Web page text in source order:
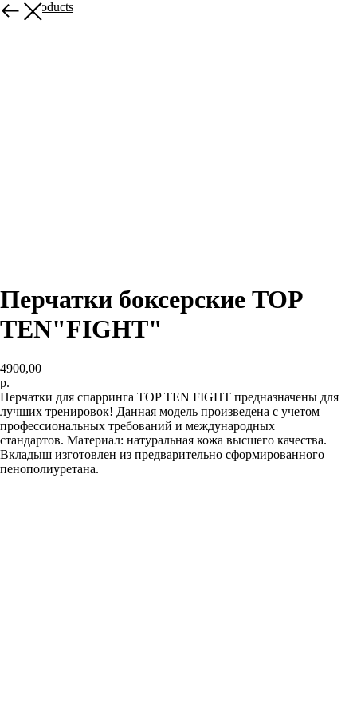
More products
Перчатки боксерские TOP
TEN"FIGHT"
4900,00
р.
Перчатки для спарринга TOP TEN FIGHT предназначены для
лучших тренировок! Данная модель произведена с учетом
профессиональных требований и международных
стандартов. Материал: натуральная кожа высшего качества.
Вкладыш изготовлен из предварительно сформированного
пенополиуретана.